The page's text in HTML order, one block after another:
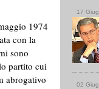
1974
con la
sono
partito cui
abrogativo
17
02